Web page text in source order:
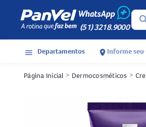
(51) 3218.9000
menu Departamentos location_on Informe seu
Página Inicial > Dermocosméticos >